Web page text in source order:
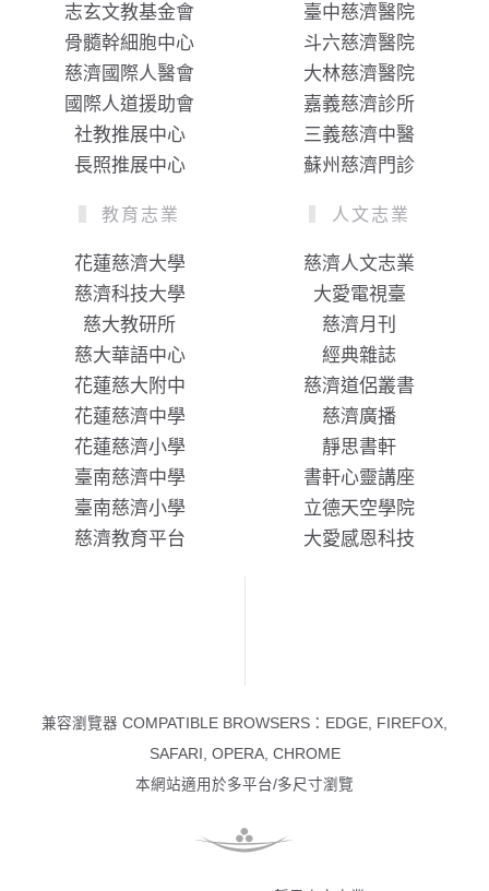
志玄文教基金會
骨髓幹細胞中心
慈濟國際人醫會
國際人道援助會
社教推展中心
長照推展中心
臺中慈濟醫院
斗六慈濟醫院
大林慈濟醫院
嘉義慈濟診所
三義慈濟中醫
蘇州慈濟門診
教育志業
花蓮慈濟大學
慈濟科技大學
慈大教研所
慈大華語中心
花蓮慈大附中
花蓮慈濟中學
花蓮慈濟小學
臺南慈濟中學
臺南慈濟小學
慈濟教育平台
人文志業
慈濟人文志業
大愛電視臺
慈濟月刊
經典雜誌
慈濟道侶叢書
慈濟廣播
靜思書軒
書軒心靈講座
立德天空學院
大愛感恩科技
兼容瀏覽器 COMPATIBLE BROWSERS：EDGE, FIREFOX,
SAFARI, OPERA, CHROME
本網站適用於多平台/多尺寸瀏覽